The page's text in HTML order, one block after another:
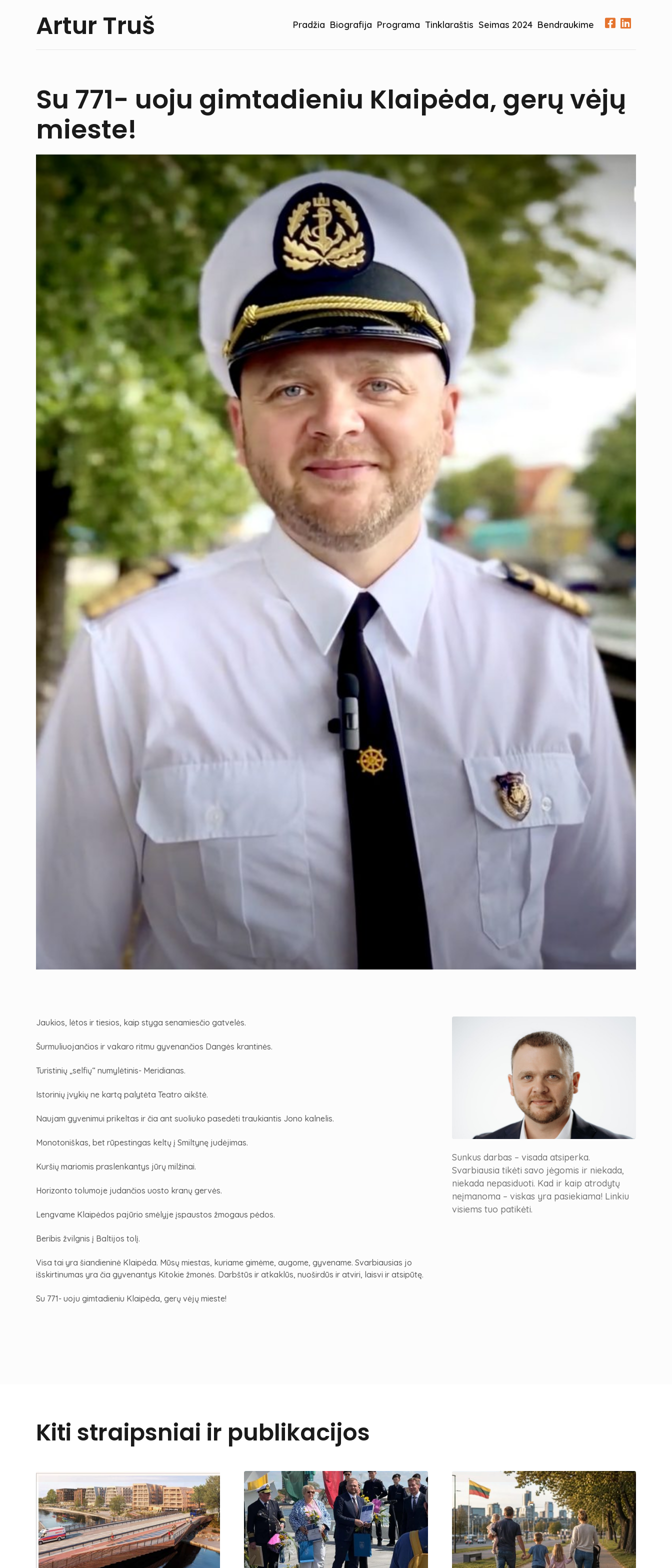
Artur Truš Pradžia Biografija Programa Tinklaraštis Seimas 2024 Bendraukime
Su 771- uoju gimtadieniu Klaipėda, gerų vėjų
mieste!
Jaukios, lėtos ir tiesios, kaip styga senamiesčio gatvelės.
Šurmuliuojančios ir vakaro ritmu gyvenančios Dangės krantinės.
Turistinių „selfių“ numylėtinis- Meridianas.
Istorinių įvykių ne kartą palytėta Teatro aikštė.
Naujam gyvenimui prikeltas ir čia ant suoliuko pasedėti traukiantis Jono kalnelis.
Monotoniškas, bet rūpestingas keltų į Smiltynę judėjimas.
Kuršių mariomis praslenkantys jūrų milžinai.
Horizonto tolumoje judančios uosto kranų gervės.
Lengvame Klaipėdos pajūrio smėlyje įspaustos žmogaus pėdos.
Beribis žvilgnis į Baltijos tolį.
Visa tai yra šiandieninė Klaipėda. Mūsų miestas, kuriame gimėme, augome, gyvename. Svarbiausias jo
išskirtinumas yra čia gyvenantys Kitokie žmonės. Darbštūs ir atkaklūs, nuoširdūs ir atviri, laisvi ir atsipūtę.
Su 771- uoju gimtadieniu Klaipėda, gerų vėjų mieste!
Sunkus darbas – visada atsiperka.
Svarbiausia tikėti savo jėgomis ir niekada,
niekada nepasiduoti. Kad ir kaip atrodytų
neįmanoma – viskas yra pasiekiama! Linkiu
visiems tuo patikėti.
Kiti straipsniai ir publikacijos